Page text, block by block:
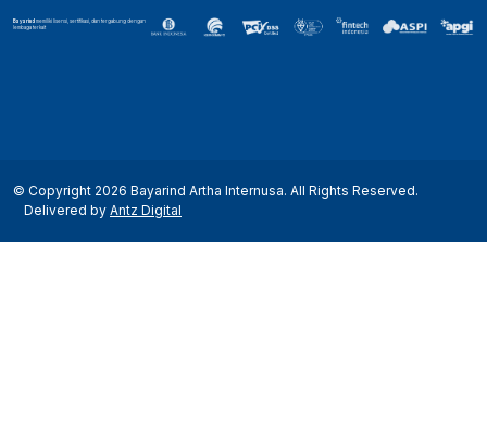
Bayarind memiliki lisensi, sertifikasi, dan tergabung dengan
lembaga terkait
© Copyright 2026 Bayarind Artha Internusa. All Rights Reserved.
Delivered by Antz Digital